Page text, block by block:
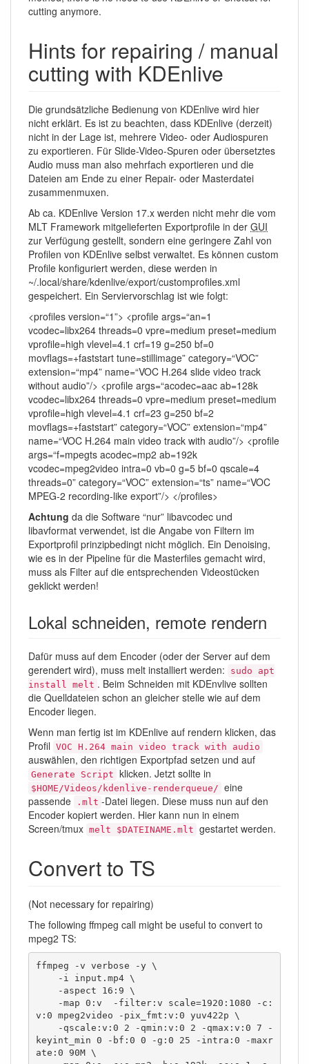
cutting anymore.
Hints for repairing / manual
cutting with KDEnlive
Die grundsätzliche Bedienung von KDEnlive wird hier
nicht erklärt. Es ist zu beachten, dass KDEnlive (derzeit)
nicht in der Lage ist, mehrere Video- oder Audiospuren
zu exportieren. Für Slide-Video-Spuren oder übersetztes
Audio muss man also mehrfach exportieren und die
Dateien am Ende zu einer Repair- oder Masterdatei
zusammenmuxen.
Ab ca. KDEnlive Version 17.x werden nicht mehr die vom
MLT Framework mitgelieferten Exportprofile in der GUI
zur Verfügung gestellt, sondern eine geringere Zahl von
Profilen von KDEnlive selbst verwaltet. Es können custom
Profile konfiguriert werden, diese werden in
~/.local/share/kdenlive/export/customprofiles.xml
gespeichert. Ein Serviervorschlag ist wie folgt:
<profiles version=“1”> <profile args=“an=1
vcodec=libx264 threads=0 vpre=medium preset=medium
vprofile=high vlevel=4.1 crf=19 g=250 bf=0
movflags=+faststart tune=stillimage” category=“VOC”
extension=“mp4” name=“VOC H.264 slide video track
without audio”/> <profile args=“acodec=aac ab=128k
vcodec=libx264 threads=0 vpre=medium preset=medium
vprofile=high vlevel=4.1 crf=23 g=250 bf=2
movflags=+faststart” category=“VOC” extension=“mp4”
name=“VOC H.264 main video track with audio”/> <profile
args=“f=mpegts acodec=mp2 ab=192k
vcodec=mpeg2video intra=0 vb=0 g=5 bf=0 qscale=4
threads=0” category=“VOC” extension=“ts” name=“VOC
MPEG-2 recording-like export”/> </profiles>
Achtung da die Software “nur” libavcodec und
libavformat verwendet, ist die Angabe von Filtern im
Exportprofil prinzipbedingt nicht möglich. Ein Denoising,
wie es in der Pipeline für die Masterfiles gemacht wird,
muss als Filter auf die entsprechenden Videostücken
geklickt werden!
Lokal schneiden, remote rendern
Dafür muss auf dem Encoder (oder der Server auf dem
gerendert wird), muss melt installiert werden:
sudo apt
install melt . Beim Schneiden mit KDEnvlive sollten
die Quelldateien schon an gleicher stelle wie auf dem
Encoder liegen.
Wenn man fertig ist im KDEnlive auf rendern klicken, das
Profil VOC H.264 main video track with audio
auswählen, den richtigen Exportpfad setzen und auf
Generate Script klicken. Jetzt sollte in
$HOME/Videos/kdenlive-renderqueue/ eine
passende
.mlt -Datei liegen. Diese muss nun auf den
Encoder kopiert werden. Hier kann nun in einem
Screen/tmux melt $DATEINAME.mlt gestartet werden.
Convert to TS
(Not necessary for repairing)
The following ffmpeg call might be useful to convert to
mpeg2 TS:
ffmpeg -v verbose -y \
v:0 mpeg2video -pix_fmt:v:0 yuv422p \
keyint_min 0 -bf:0 0 -g:0 25 -intra:0 -maxr
ate:0 90M \